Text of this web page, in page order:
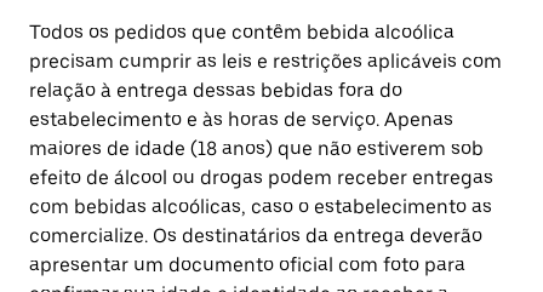
Todos os pedidos que contêm bebida alcoólica
precisam cumprir as leis e restrições aplicáveis com
relação à entrega dessas bebidas fora do
estabelecimento e às horas de serviço. Apenas
maiores de idade (18 anos) que não estiverem sob
efeito de álcool ou drogas podem receber entregas
com bebidas alcoólicas, caso o estabelecimento as
comercialize. Os destinatários da entrega deverão
apresentar um documento oficial com foto para